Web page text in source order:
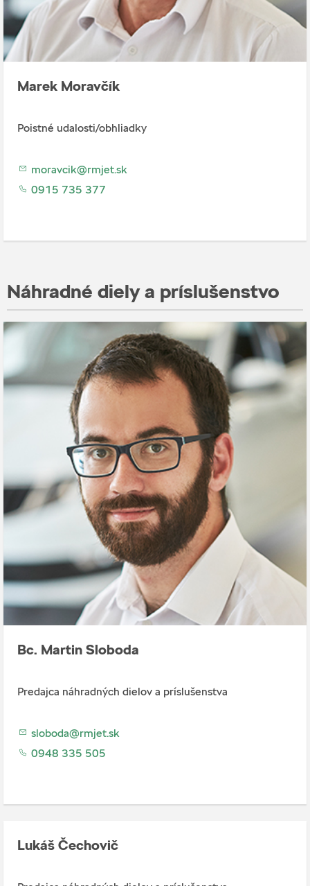
Marek Moravčík
Poistné udalosti/obhliadky
moravcik@rmjet.sk
0915 735 377
Náhradné diely a príslušenstvo
Bc. Martin Sloboda
Predajca náhradných dielov a príslušenstva
sloboda@rmjet.sk
0948 335 505
Lukáš Čechovič